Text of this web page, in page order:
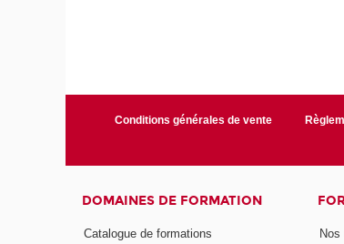
Conditions générales de vente
DOMAINES DE FORMATION
Catalogue de formations